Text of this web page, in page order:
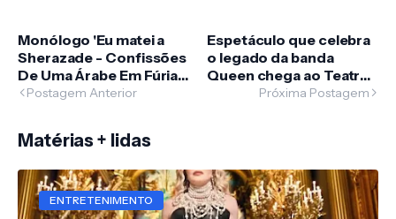
relacionamentos
Monólogo 'Eu matei a
Sherazade - Confissões
De Uma Árabe Em Fúria'
coloca em cena o
famosas da cultura
Espetáculo que celebra
o legado da banda
Queen chega ao Teatro
Riachuelo Rio para
Postagem Anterior Próxima Postagem
Matérias + lidas
ENTRETENIMENTO